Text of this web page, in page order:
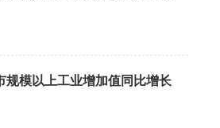
规模以上工业增加值同比增长